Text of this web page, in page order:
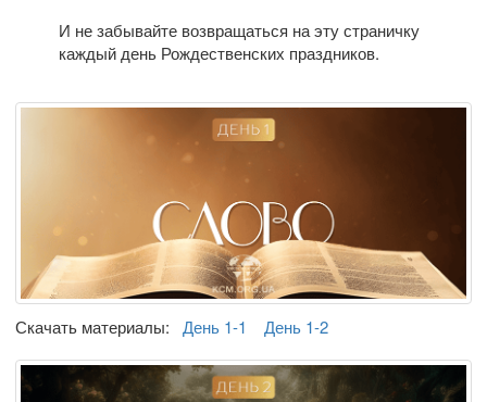
И не забывайте возвращаться на эту страничку
каждый день Рождественских праздников.
Скачать материалы: День 1-1 День 1-2